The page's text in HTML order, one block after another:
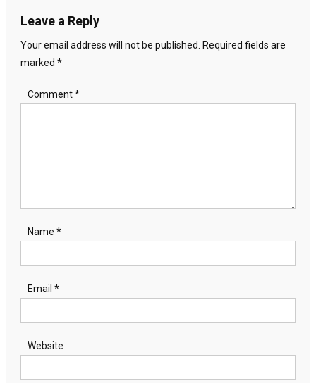
Leave a Reply
Your email address will not be published. Required fields are
marked *
Comment*
Name *
Email *
Website